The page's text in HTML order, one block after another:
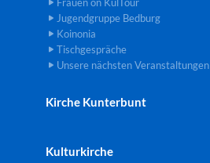
Frauen on KulTour
Jugendgruppe Bedburg
Koinonia
Tischgespräche
Unsere nächsten Veranstaltungen
Kirche Kunterbunt
Kulturkirche